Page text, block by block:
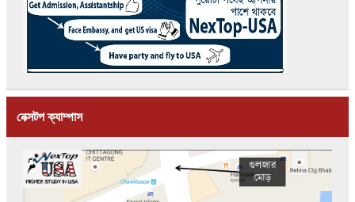
নেক্সটপ ক্যাম্পাস